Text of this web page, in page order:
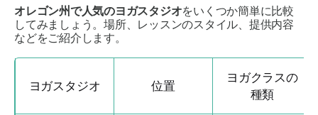
オレゴン州で人気のヨガスタジオをいくつか簡単に比較
してみましょう。場所、レッスンのスタイル、提供内容
などをご紹介します。
ヨガスタジオ 位置
ヨガクラスの
種類